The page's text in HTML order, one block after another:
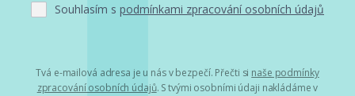
Souhlasím s podmínkami zpracování osobních údajů
Tvá e-mailová adresa je u nás v bezpečí. Přečti si naše podmínky
zpracování osobních údajů. S tvými osobními údaji nakládáme v